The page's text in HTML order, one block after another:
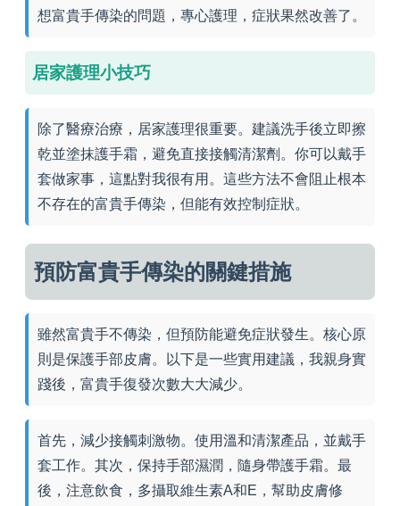
想富貴手傳染的問題，專心護理，症狀果然改善了。
居家護理小技巧
除了醫療治療，居家護理很重要。建議洗手後立即擦
乾並塗抹護手霜，避免直接接觸清潔劑。你可以戴手
套做家事，這點對我很有用。這些方法不會阻止根本
不存在的富貴手傳染，但能有效控制症狀。
預防富貴手傳染的關鍵措施
雖然富貴手不傳染，但預防能避免症狀發生。核心原
則是保護手部皮膚。以下是一些實用建議，我親身實
踐後，富貴手復發次數大大減少。
首先，減少接觸刺激物。使用溫和清潔產品，並戴手
套工作。其次，保持手部濕潤，隨身帶護手霜。最
後，注意飲食，多攝取維生素A和E，幫助皮膚修